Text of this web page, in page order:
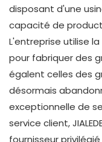
disposant d'une
capacité de
L'entreprise utilise
pour fabriquer des
égalent celles des
désormais
exceptionnelle de
service client,
fournisseur